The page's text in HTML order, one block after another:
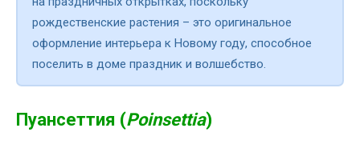
рождественские растения – это оригинальное
оформление интерьера к Новому году, способное
поселить в доме праздник и волшебство.
Пуансеттия (Poinsettia)